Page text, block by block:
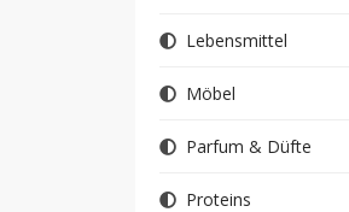
Lebensmittel
Möbel
Parfum & Düfte
Proteins